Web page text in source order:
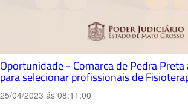
Oportunidade - Comarca de Pedra Preta
para selecionar profissionais de
25/04/2023 ás 08:11:00